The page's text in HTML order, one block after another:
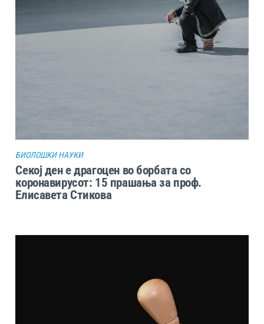
БИОЛОШКИ НАУКИ
Секој ден е драгоцен во борбата со
коронавирусот: 15 прашања за проф.
Елисавета Стикова